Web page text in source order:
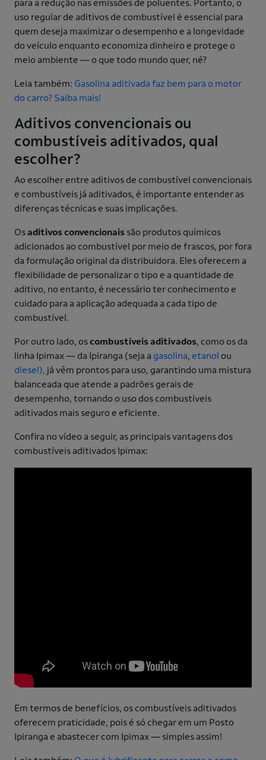
para a redução nas emissões de poluentes. Portanto, o
uso regular de aditivos de combustível é essencial para
quem deseja maximizar o desempenho e a longevidade
do veículo enquanto economiza dinheiro e protege o
meio ambiente — o que todo mundo quer, né?
Leia também: Gasolina aditivada faz bem para o motor
do carro? Saiba mais!
Aditivos convencionais ou
combustíveis aditivados, qual
escolher?
Ao escolher entre aditivos de combustível convencionais
e combustíveis já aditivados, é importante entender as
diferenças técnicas e suas implicações.
Osaditivos convencionais são produtos químicos
adicionados ao combustível por meio de frascos, por fora
da formulação original da distribuidora. Eles oferecem a
flexibilidade de personalizar o tipo e a quantidade de
aditivo, no entanto, é necessário ter conhecimento e
cuidado para a aplicação adequada a cada tipo de
combustível.
Por outro lado, oscombustíveis aditivados, como os da
linha Ipimax — da Ipiranga (seja a gasolina, etanol ou
diesel), já vêm prontos para uso, garantindo uma mistura
balanceada que atende a padrões gerais de
desempenho, tornando o uso dos combustíveis
aditivados mais seguro e eficiente.
Confira no vídeo a seguir, as principais vantagens dos
combustíveis aditivados Ipimax:
Em termos de benefícios, os combustíveis aditivados
oferecem praticidade, pois é só chegar em um Posto
Ipiranga e abastecer com Ipimax — simples assim!